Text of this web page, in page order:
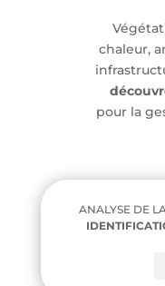
chaleur,
pour la
ANALYSE DE